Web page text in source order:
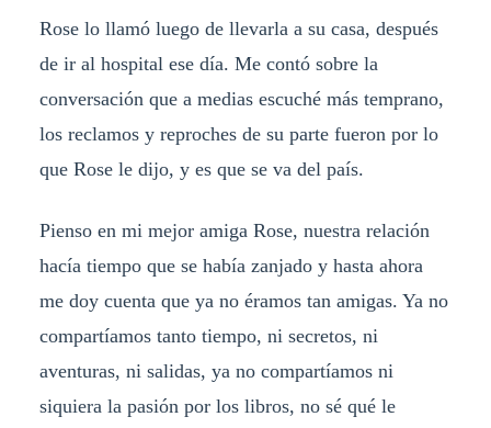
Rose lo llamó luego de llevarla a su casa, después
de ir al hospital ese día. Me contó sobre la
conversación que a medias escuché más temprano,
los reclamos y reproches de su parte fueron por lo
que Rose le dijo, y es que se va del país.
Pienso en mi mejor amiga Rose, nuestra relación
hacía tiempo que se había zanjado y hasta ahora
me doy cuenta que ya no éramos tan amigas. Ya no
compartíamos tanto tiempo, ni secretos, ni
aventuras, ni salidas, ya no compartíamos ni
siquiera la pasión por los libros, no sé qué le